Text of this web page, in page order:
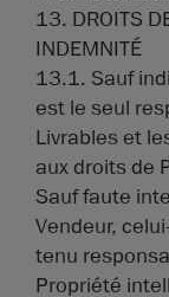
13. DROITS
INDEMNITÉ
13.1. Sauf
est le seul
Livrables et
aux droits de
Sauf faute
Vendeur,
tenu
Propriété